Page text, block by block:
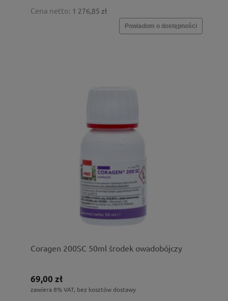
Cena netto: 1 276,85 zł
Powiadom o dostępności
Coragen 200SC 50ml środek owadobójczy
69,00 zł
zawiera 8% VAT, bez kosztów dostawy